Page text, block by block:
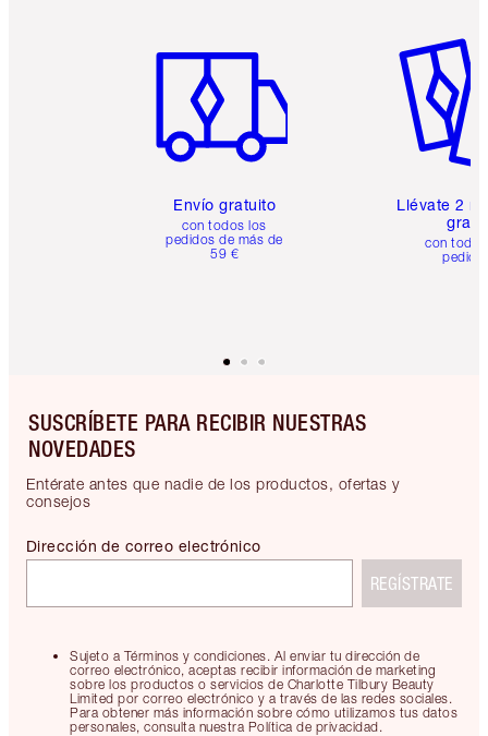
Envío gratuito
con todos los
pedidos de más de
59 €
Llévate 2
gratis
con
SUSCRÍBETE PARA RECIBIR NUESTRAS
NOVEDADES
Entérate antes que nadie de los productos, ofertas y
consejos
Sujeto a Términos y condiciones. Al enviar tu dirección de
correo electrónico, aceptas recibir información de marketing
sobre los productos o servicios de Charlotte Tilbury Beauty
Limited por correo electrónico y a través de las redes sociales.
Para obtener más información sobre cómo utilizamos tus datos
personales, consulta nuestra Política de privacidad.
Dirección de correo electrónico
REGÍSTRATE